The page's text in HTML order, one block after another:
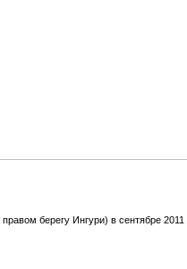
берегу Ингури) в сентябре